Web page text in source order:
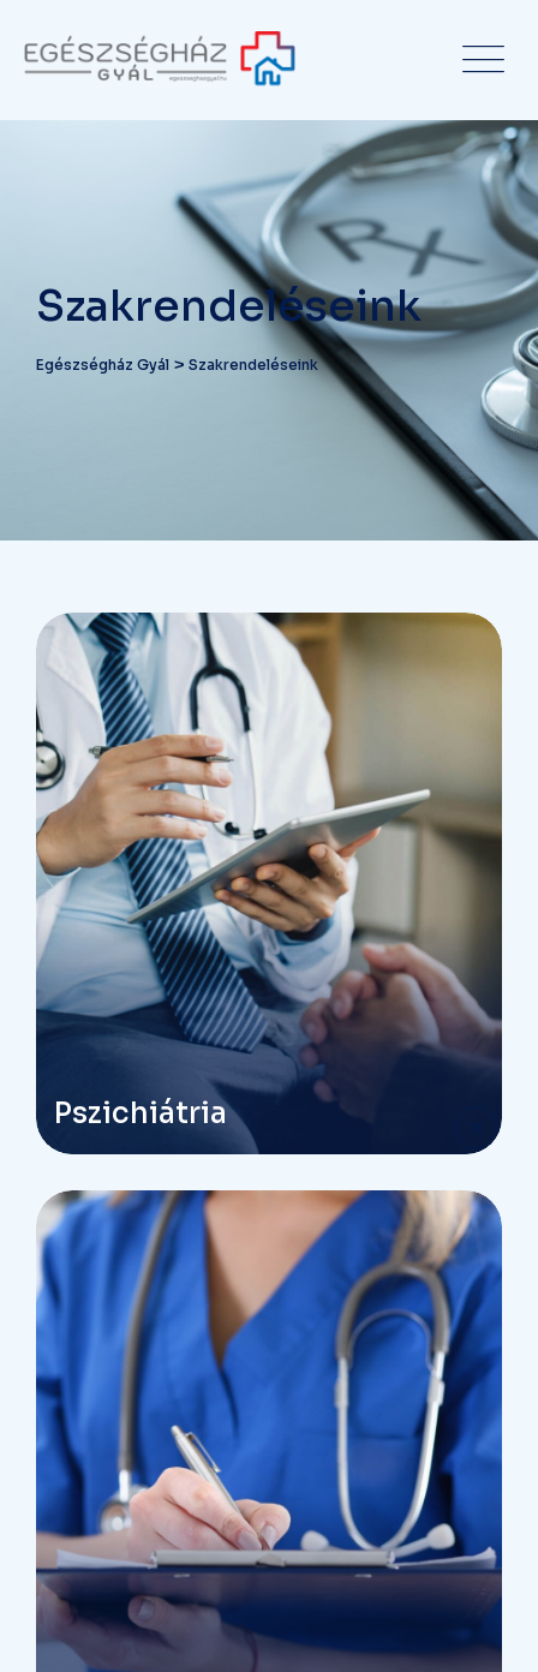
Szakrendeléseink
Egészségház Gyál > Szakrendeléseink
Pszichiátria